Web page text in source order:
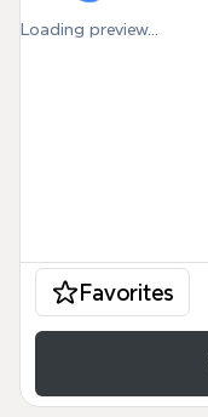
Loading preview...
Favorites